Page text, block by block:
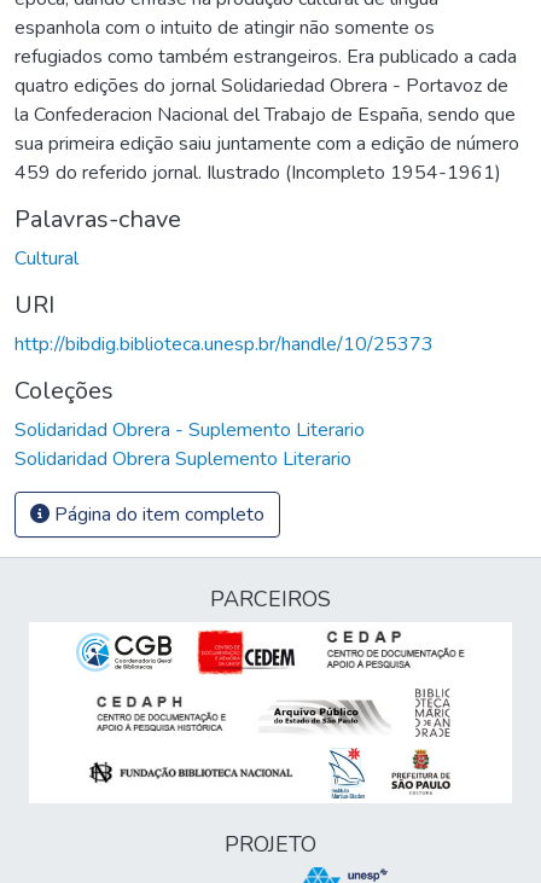
espanhola com o intuito de atingir não somente os
refugiados como também estrangeiros. Era publicado a cada
quatro edições do jornal Solidariedad Obrera - Portavoz de
la Confederacion Nacional del Trabajo de España, sendo que
sua primeira edição saiu juntamente com a edição de número
459 do referido jornal. Ilustrado (Incompleto 1954-1961)
Palavras-chave
Cultural
URI
http://bibdig.biblioteca.unesp.br/handle/10/25373
Coleções
Solidaridad Obrera - Suplemento Literario
Solidaridad Obrera Suplemento Literario
Página do item completo
PARCEIROS
PROJETO